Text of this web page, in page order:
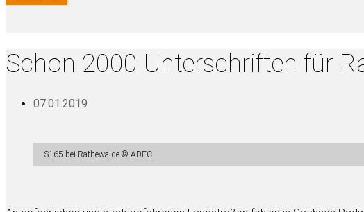
Schon 2000 Unterschriften für
07.01.2019
S165 bei Rathewalde © ADFC